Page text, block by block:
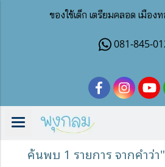
ของใช้เด็ก เตรียมคลอด เมือ
081-845-
ค้นพบ 1 รายการ จากคำว่